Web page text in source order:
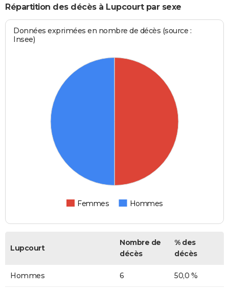
Répartition des décès à Lupcourt par sexe
Données exprimées en nombre de décès (source :
Insee)
Femmes Hommes
Lupcourt
Nombre de
décès
% des
décès
Hommes 6 50,0 %